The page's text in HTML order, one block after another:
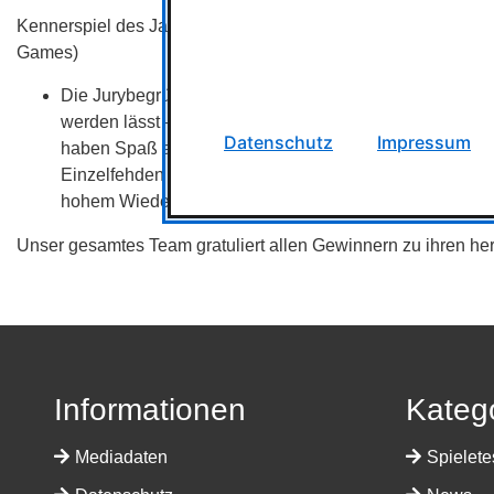
Kennerspiel des Jahres: "Challengers!" von Johannes
Games)
Die Jurybegründung lautet: „Challengers“ bietet ein
werden lässt – spannend und turbulent bis zum
haben Spaß an der aufgeladenen Turnier-
Einzelfehden entsteht. Die Vielfalt der
hohem Wiederspielreiz.“
Unser gesamtes Team gratuliert allen Gewinnern zu ihren
Informationen
Mediadaten
Datenschutz Impressum